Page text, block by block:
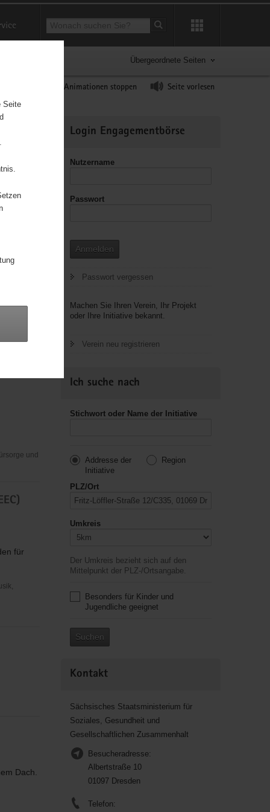
Suchbegriff
Suche starten
Übergeordnete Seiten
Animationen stoppen Seite vorlesen
und
für
Dach.
Informationen
Login Engagementbörse
Nutzername
Passwort
Anmelden
Passwort vergessen
Machen Sie Ihren Verein, Ihr Projekt
oder Ihre Initiative bekannt.
Verein neu registrieren
Ich suche nach
Stichwort oder Name der Initiative
Addresse der
Initiative
Region
PLZ/Ort
Umkreis
Der Umkreis bezieht sich auf den
Mittelpunkt der PLZ-/Ortsangabe.
Besonders für Kinder und
Jugendliche geeignet
Suchen
Kontakt
Sächsisches Staatsministerium für
Soziales, Gesundheit und
Gesellschaftlichen Zusammenhalt
Besucheradresse:
Albertstraße 10
01097 Dresden
Telefon:
Seite